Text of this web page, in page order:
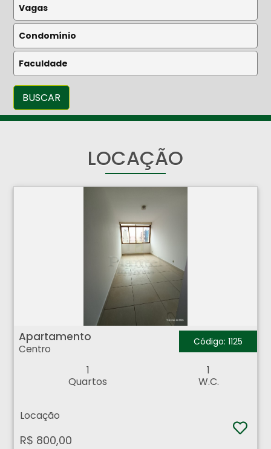
BUSCAR
LOCAÇÃO
Apartamento - Centro - Ribeirão Preto
Apartamento
Centro
Código: 1125
1
Quartos
1
W.C.
Locação
R$ 800,00